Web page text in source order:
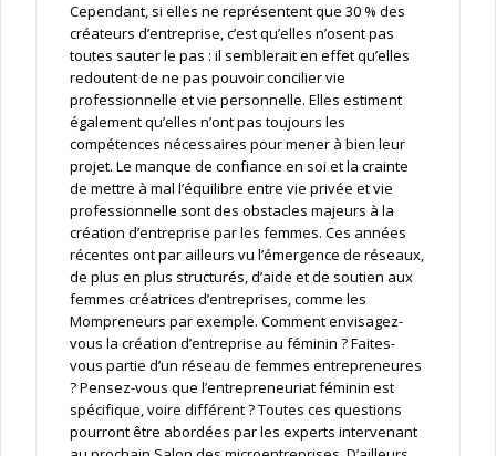
Cependant, si elles ne représentent que 30 % des
créateurs d’entreprise, c’est qu’elles n’osent pas
toutes sauter le pas : il semblerait en effet qu’elles
redoutent de ne pas pouvoir concilier vie
professionnelle et vie personnelle. Elles estiment
également qu’elles n’ont pas toujours les
compétences nécessaires pour mener à bien leur
projet. Le manque de confiance en soi et la crainte
de mettre à mal l’équilibre entre vie privée et vie
professionnelle sont des obstacles majeurs à la
création d’entreprise par les femmes. Ces années
récentes ont par ailleurs vu l’émergence de réseaux,
de plus en plus structurés, d’aide et de soutien aux
femmes créatrices d’entreprises, comme les
Mompreneurs par exemple. Comment envisagez-
vous la création d’entreprise au féminin ? Faites-
vous partie d’un réseau de femmes entrepreneures
? Pensez-vous que l’entrepreneuriat féminin est
spécifique, voire différent ? Toutes ces questions
pourront être abordées par les experts intervenant